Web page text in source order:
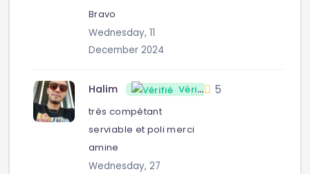
Bravo
Wednesday, 11
December 2024
Halim Vérifié 5
très compétant
serviable et poli merci
amine
Wednesday, 27